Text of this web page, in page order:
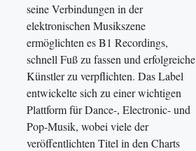
seine Verbindungen in der
elektronischen Musikszene
ermöglichten es B1 Recordings,
schnell Fuß zu fassen und erfolgreiche
Künstler zu verpflichten. Das Label
entwickelte sich zu einer wichtigen
Plattform für Dance-, Electronic- und
Pop-Musik, wobei viele der
veröffentlichten Titel in den Charts